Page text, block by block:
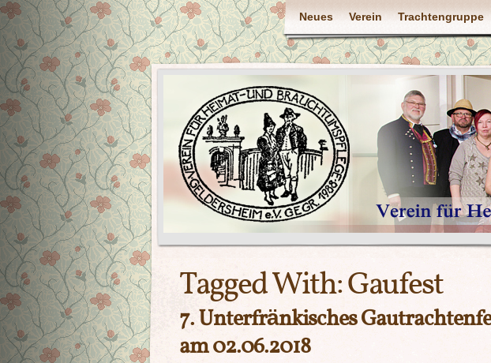
Neues Verein Trachtengruppe
Tagged With:Gaufest
7. Unterfränkisches
am 02.06.2018